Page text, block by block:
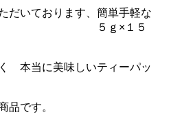
だいております、簡単手軽な
ック」 ５ｇ×１５
本当に美味しいティーパッ
品です。